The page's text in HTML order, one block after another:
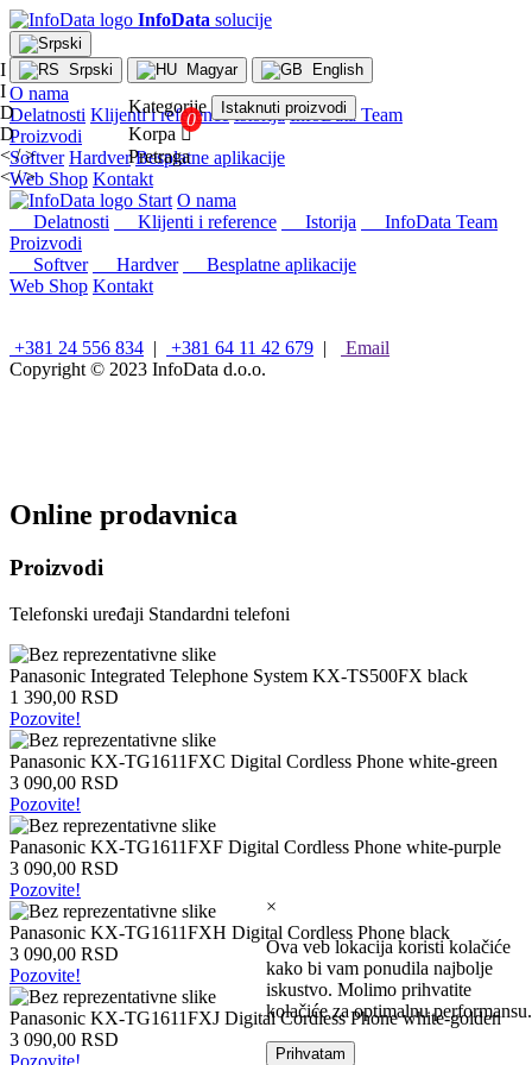
InfoData solucije
Srpski Magyar English
O nama
Delatnosti Klijenti i reference Istorija InfoData Team
Proizvodi
Softver Hardver Besplatne aplikacije
Web Shop Kontakt
Start O nama
Delatnosti
Klijenti i reference Istorija
InfoData Team
Proizvodi
Softver
Hardver
Besplatne aplikacije
Web Shop Kontakt
I
I
D
D
< / >
< / >
Kategorije Istaknuti proizvodi
Korpa 
Pretraga
×
Konfiguracije
Intel
stoni
računari
stoni
računari
Microsoft
tableti
laptopovi
laptopovi
laptopovi
Tableti
Laptop
torbe
Tablet
zaštitne
futrole
Matične
ploče
Matične
ploče
za
Intel
Matične
ploče
za
AMD
Procesori
Online prodavnica
Proizvodi
Telefonski uređaji Standardni telefoni
Panasonic Integrated Telephone System KX-TS500FX black
1 390,00 RSD
Pozovite!
Panasonic KX-TG1611FXC Digital Cordless Phone white-green
3 090,00 RSD
Pozovite!
Panasonic KX-TG1611FXF Digital Cordless Phone white-purple
3 090,00 RSD
Pozovite!
Panasonic KX-TG1611FXH Digital Cordless Phone black
3 090,00 RSD
Pozovite!
Panasonic KX-TG1611FXJ Digital Cordless Phone white-golden
3 090,00 RSD
Pozovite!
×
Ova veb lokacija koristi kolačiće
kako bi vam ponudila najbolje
iskustvo. Molimo prihvatite
kolačiće za optimalnu performansu.
Prihvatam
+381 24 556 834 | +381 64 11 42 679 |
Email
Copyright © 2023 InfoData d.o.o.